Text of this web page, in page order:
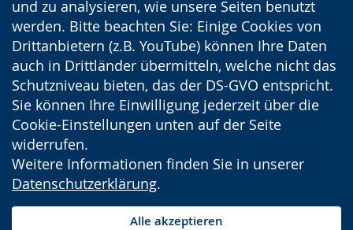
und zu analysieren, wie unsere Seiten benutzt
werden. Bitte beachten Sie: Einige Cookies von
Drittanbietern (z.B. YouTube) können Ihre Daten
auch in Drittländer übermitteln, welche nicht das
Schutzniveau bieten, das der DS-GVO entspricht.
Sie können Ihre Einwilligung jederzeit über die
Cookie-Einstellungen unten auf der Seite
widerrufen.
Weitere Informationen finden Sie in unserer
Datenschutzerklärung.
Alle akzeptieren